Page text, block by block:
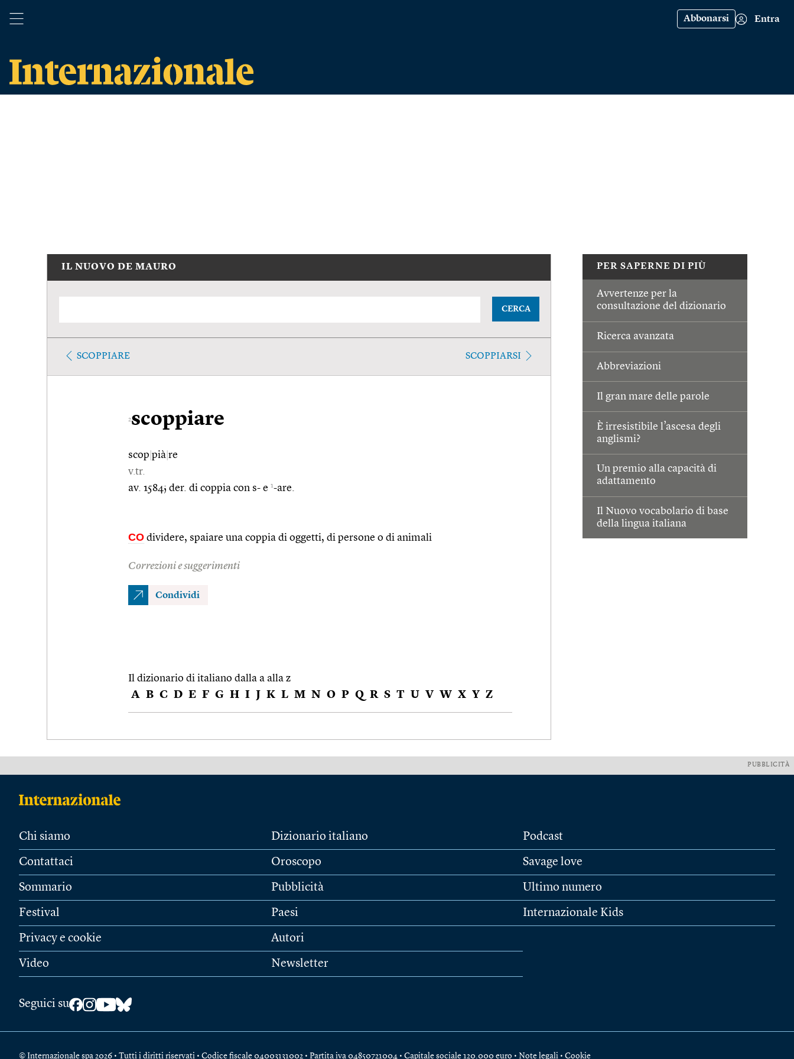
Abbonarsi Entra
PER SAPERNE DI PIÙ
Avvertenze per la
consultazione del dizionario
Ricerca avanzata
Abbreviazioni
Il gran mare delle parole
È irresistibile l’ascesa degli
anglismi?
Un premio alla capacità di
adattamento
Il Nuovo vocabolario di base
della lingua italiana
IL NUOVO DE MAURO
CERCA
SCOPPIARE SCOPPIARSI
2scoppiare
scop pià re
v.tr.
av. 1584; der. di coppia con s- e 1-are.
CO dividere, spaiare una coppia di oggetti, di persone o di animali
Correzioni e suggerimenti
Condividi
Il dizionario di italiano dalla a alla z
A B C D E F G H I J K L M N O P Q R S T U V W X Y Z
PUBBLICITÀ
Chi siamo
Contattaci
Sommario
Festival
Privacy e cookie
Video
Dizionario italiano
Oroscopo
Pubblicità
Paesi
Autori
Newsletter
Podcast
Savage love
Ultimo numero
Internazionale Kids
Seguici su
© Internazionale spa 2026 • Tutti i diritti riservati • Codice fiscale 04003131002 • Partita iva 04850721004 • Capitale sociale 120.000 euro • Note legali • Cookie